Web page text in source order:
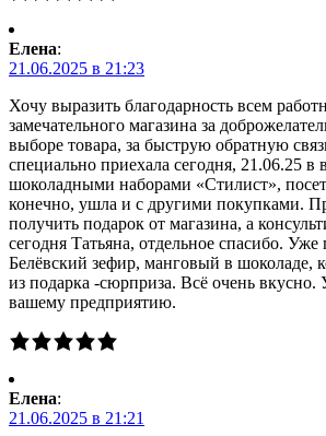
Елена:
21.06.2025 в 21:23
Хочу выразить благодарность всем
замечательного магазина за
выборе товара, за быструю обратную
специально приехала сегодня, 21.06.25 в
шоколадными наборами «Стилист»,
конечно, ушла и с другими покупками.
получить подарок от магазина, а
сегодня Татьяна, отдельное спасибо.
Белёвский зефир, манговый в шоколаде,
из подарка -сюрприза. Всё очень вкусно.
вашему предприятию.
Елена:
21.06.2025 в 21:21